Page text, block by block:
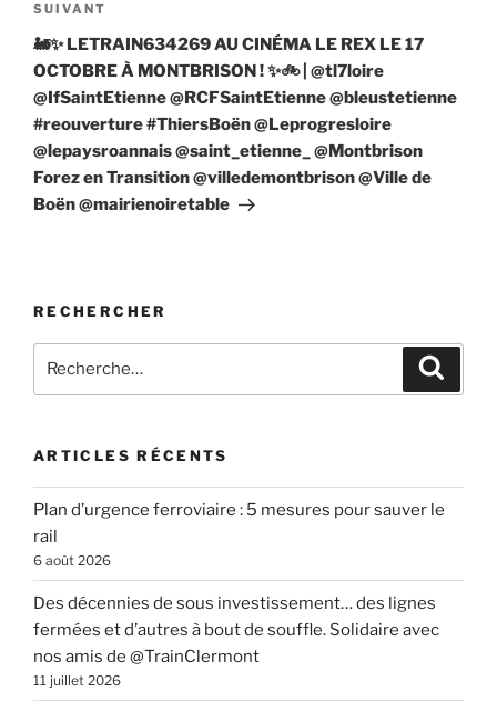
Article
suivant
SUIVANT
🚂✨ LETRAIN634269 AU CINÉMA LE REX LE 17
OCTOBRE À MONTBRISON ! ✨🚲 | @tl7loire
@IfSaintEtienne @RCFSaintEtienne @bleustetienne
#reouverture #ThiersBoën @Leprogresloire
@lepaysroannais @saint_etienne_ @Montbrison
Forez en Transition @villedemontbrison @Ville de
Boën @mairienoiretable
RECHERCHER
pour
ARTICLES RÉCENTS
Plan d’urgence ferroviaire : 5 mesures pour sauver le
rail
6 août 2026
Des décennies de sous investissement… des lignes
fermées et d’autres à bout de souffle. Solidaire avec
nos amis de @TrainClermont
11 juillet 2026